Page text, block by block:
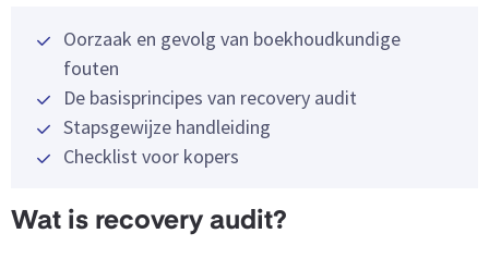
Oorzaak en gevolg van boekhoudkundige
fouten
De basisprincipes van recovery audit
Stapsgewijze handleiding
Checklist voor kopers
Wat is recovery audit?